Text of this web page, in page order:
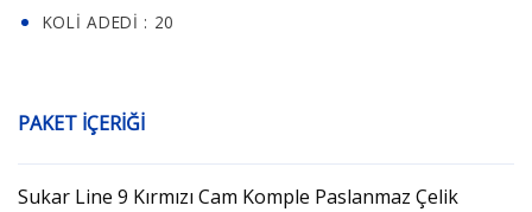
KOLI ADEDI : 20
PAKET İÇERİĞİ
Sukar Line 9 Kırmızı Cam Komple Paslanmaz Çelik